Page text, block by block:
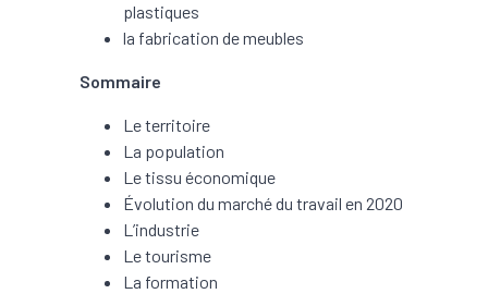
plastiques
la fabrication de meubles
Sommaire
Le territoire
La population
Le tissu économique
Évolution du marché du travail en 2020
L’industrie
Le tourisme
La formation